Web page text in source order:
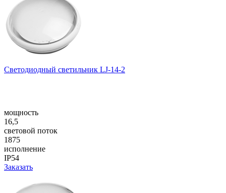
Светодиодный светильник LJ-14-2
мощность
16,5
световой поток
1875
исполнение
IP54
Заказать